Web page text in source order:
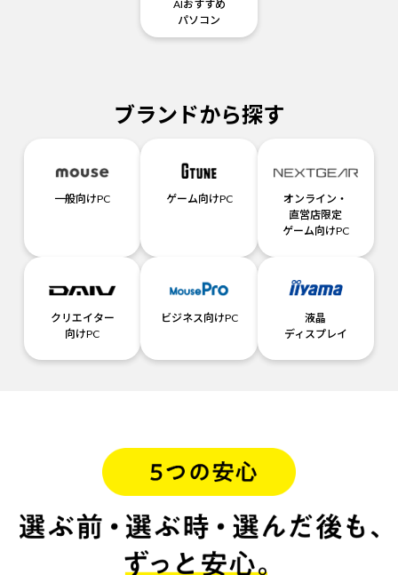
AIおすすめ
パソコン
ブランドから探す
一般向けPC ゲーム向けPC
オンライン・
直営店限定
ゲーム向けPC
クリエイター
向けPC
ビジネス向けPC
液晶
ディスプレイ